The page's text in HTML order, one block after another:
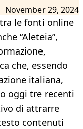
November 29, 2024
le fonti online
“Aleteia”,
che, essendo
italiana,
oggi tre recenti
di attrarre
contenuti